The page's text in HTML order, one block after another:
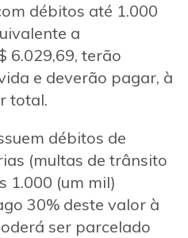
débitos até 1.000
a
6.029,69, terão
e deverão pagar, à
total.
débitos de
(multas de trânsito
1.000 (um mil)
30% deste valor à
ser parcelado